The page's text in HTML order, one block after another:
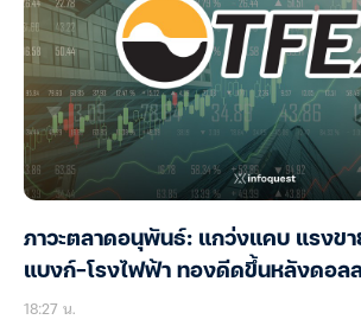
ภาวะตลาดอนุพันธ์: แกว่งแคบ แรงขา
แบงก์-โรงไฟฟ้า ทองดีดขึ้นหลังดอล
18:27 น.